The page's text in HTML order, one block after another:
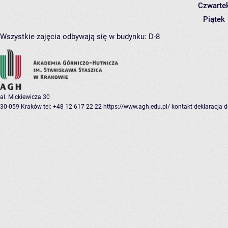
Piątek
Wszystkie zajęcia odbywają się w budynku: D-8
al. Mickiewicza 30
30-059 Kraków tel: +48 12 617 22 22 https://www.agh.edu.pl/ kontakt deklaracja